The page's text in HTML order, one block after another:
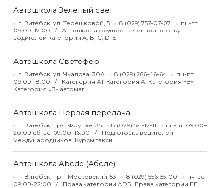
Автошкола Зеленый свет
г. Витебск, ул. Терешковой, 5 8 (029) 757-07-07
пн-пт:
09:00–17:00
Автошкола осуществляет подготовку
водителей категории А, В, С, D, Е
Автошкола Светофор
г. Витебск, ул. Чкалова, 30А 8 (029) 266-46-64
пн-пт:
09:00-18:00
Категория А1. Категория А. Категория «B».
Категория «B» автомат
Автошкола Первая передача
г. Витебск, пр-т Фрунзе, 35 8 (029) 521-12-11
пн-пт: 09:00–
20:00 сб-вс: 09:00–16:00
Подготовка водителей-
международников. Курсы такси
Автошкола Abcde (Абсде)
г. Витебск, пр-т Московский, 53 8 (029) 556-55-00
пн-вс:
09:00-22:00
Права категории ADR. Права категории BE